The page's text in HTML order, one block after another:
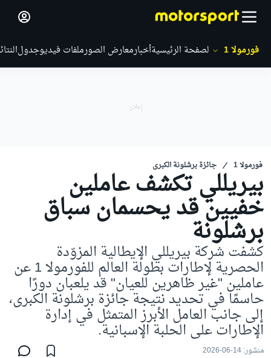
فورمولا 1 الصفحة الرئيسيةأخبارمعارض الصورملفات فيديوجدول
فورمولا 1 جائزة برشلونة الكبرى
بيريللي تكشف عاملين
خفيين قد يحسمان سباق
برشلونة
كشفت شركة بيريللي الإيطالية المزوّدة
الحصرية لإطارات بطولة العالم للفورمولا 1 عن
عاملين "غير ظاهرين للعيان" قد يلعبان دورًا
حاسمًا في تحديد نتيجة جائزة برشلونة الكبرى،
إلى جانب العامل الأبرز المتمثل في إدارة
الإطارات على الحلبة الإسبانية.
منشور:14-06-2026